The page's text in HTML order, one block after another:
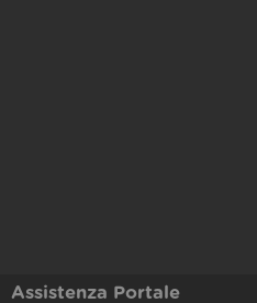
Assistenza Portale